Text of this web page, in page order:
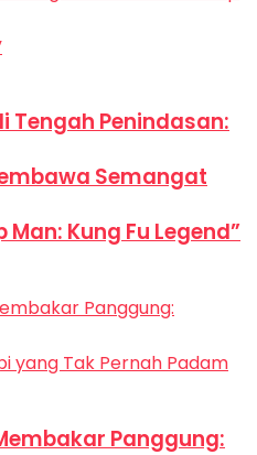
Tengah Penindasan:
Semangat
Kung Fu Legend”
Panggung: